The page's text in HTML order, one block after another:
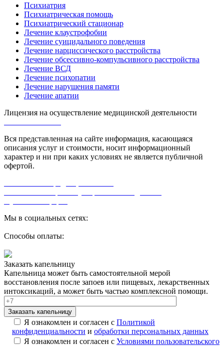
Психиатрия
Психиатрическая помощь
Психиатрический стационар
Лечение клаустрофобии
Лечение суицидального поведения
Лечение нарциссического расстройства
Лечение обсессивно-компульсивного расстройства
Лечение ВСД
Лечение психопатии
Лечение нарушения памяти
Лечение апатии
Лицензия на осуществление медицинской деятельности
Вся представленная на сайте информация, касающаяся
описания услуг и стоимости, носит информационный
характер и ни при каких условиях не является публичной
офертой.
Мы в социальных сетях:
Способы оплаты:
Заказать капельницу
Капельница может быть самостоятельной мерой
восстановления после запоев или пищевых, лекарственных
интоксикаций, а может быть частью комплексной помощи.
Заказать капельницу
Я ознакомлен и согласен с Политикой
конфиденциальности и обработки персональных данных
Я ознакомлен и согласен с Условиями пользовательского